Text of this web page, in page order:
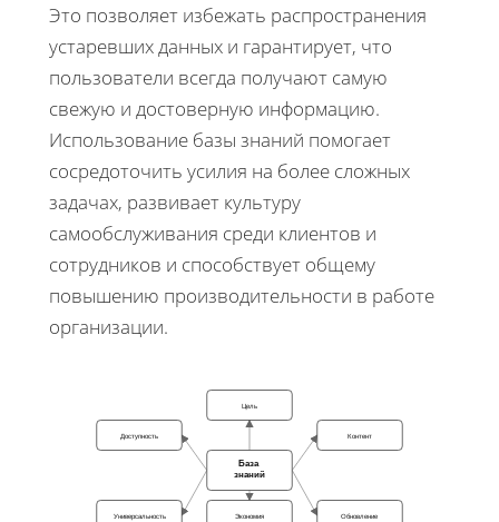
Это позволяет избежать распространения
устаревших данных и гарантирует, что
пользователи всегда получают самую
свежую и достоверную информацию.
Использование базы знаний помогает
сосредоточить усилия на более сложных
задачах, развивает культуру
самообслуживания среди клиентов и
сотрудников и способствует общему
повышению производительности в работе
организации.
Цель
Доступность Контент
База
знаний
Универсальность Экономия Обновление